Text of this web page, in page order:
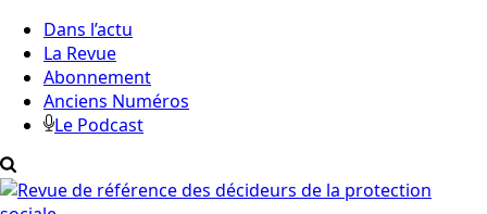
Dans l’actu
La Revue
Abonnement
Anciens Numéros
Le Podcast